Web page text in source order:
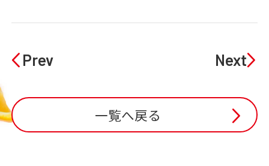
Prev Next
一覧へ戻る